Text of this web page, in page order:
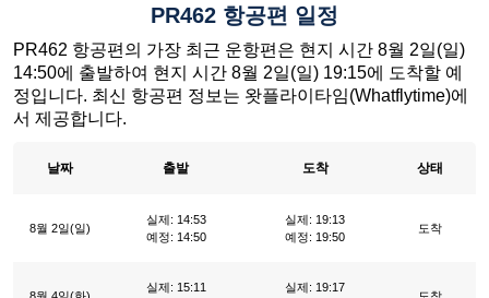
PR462 항공편 일정
PR462 항공편의 가장 최근 운항편은 현지 시간 8월 2일(일)
14:50에 출발하여 현지 시간 8월 2일(일) 19:15에 도착할 예
정입니다. 최신 항공편 정보는 왓플라이타임(Whatflytime)에
서 제공합니다.
날짜 출발 도착 상태
8월 2일(일)
실제: 14:53
예정: 14:50
실제: 19:13
예정: 19:50
도착
실제: 15:11
실제: 19:17